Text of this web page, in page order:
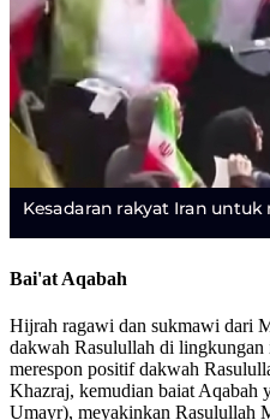
Bai'at Aqabah
Hijrah ragawi dan sukmawi dari
dakwah Rasulullah di
merespon positif dakwah
Khazraj, kemudian baiat Aqabah
Umayr), meyakinkan Rasulullah